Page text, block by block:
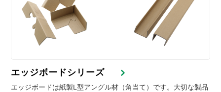
エッジボードシリーズ
エッジボードは紙製L型アングル材（角当て）です。大切な製品